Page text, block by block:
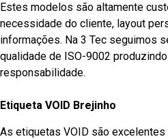
Estes modelos são altamente
necessidade do cliente, layout
informações. Na 3 Tec seguimos
qualidade de ISO-9002
responsabilidade.
Etiqueta VOID Brejinho
As etiquetas VOID são